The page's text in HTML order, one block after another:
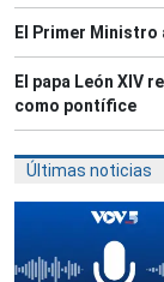
El Primer
El papa León XIV
como pontífice
Últimas noticias